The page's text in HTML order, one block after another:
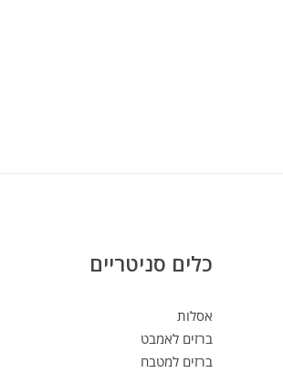
כלים סניטריים
אסלות
ברזים לאמבט
ברזים למטבח